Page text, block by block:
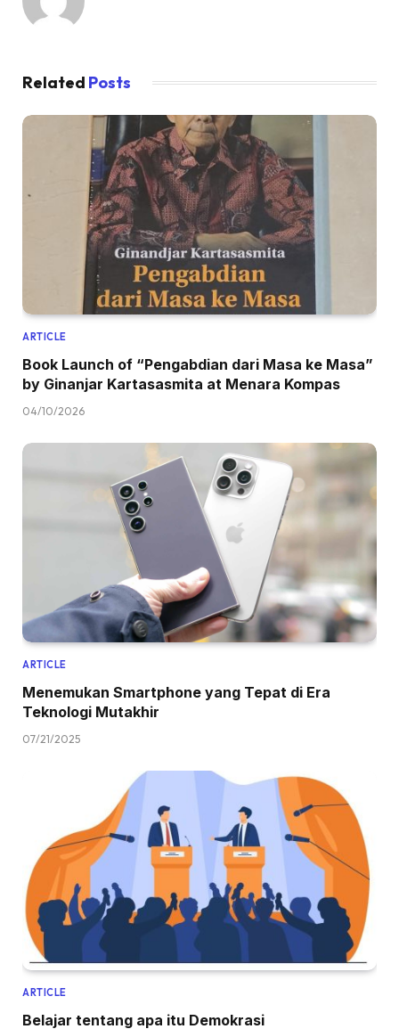
Related Posts
ARTICLE
Book Launch of “Pengabdian dari Masa ke Masa”
by Ginanjar Kartasasmita at Menara Kompas
04/10/2026
ARTICLE
Menemukan Smartphone yang Tepat di Era
Teknologi Mutakhir
07/21/2025
ARTICLE
Belajar tentang apa itu Demokrasi